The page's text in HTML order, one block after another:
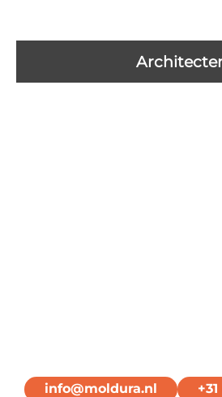
info@moldura.nl